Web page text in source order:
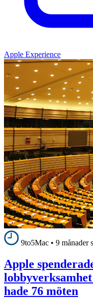
Apple Experience
9to5Mac • 9 månader
Apple
hade 76 möten